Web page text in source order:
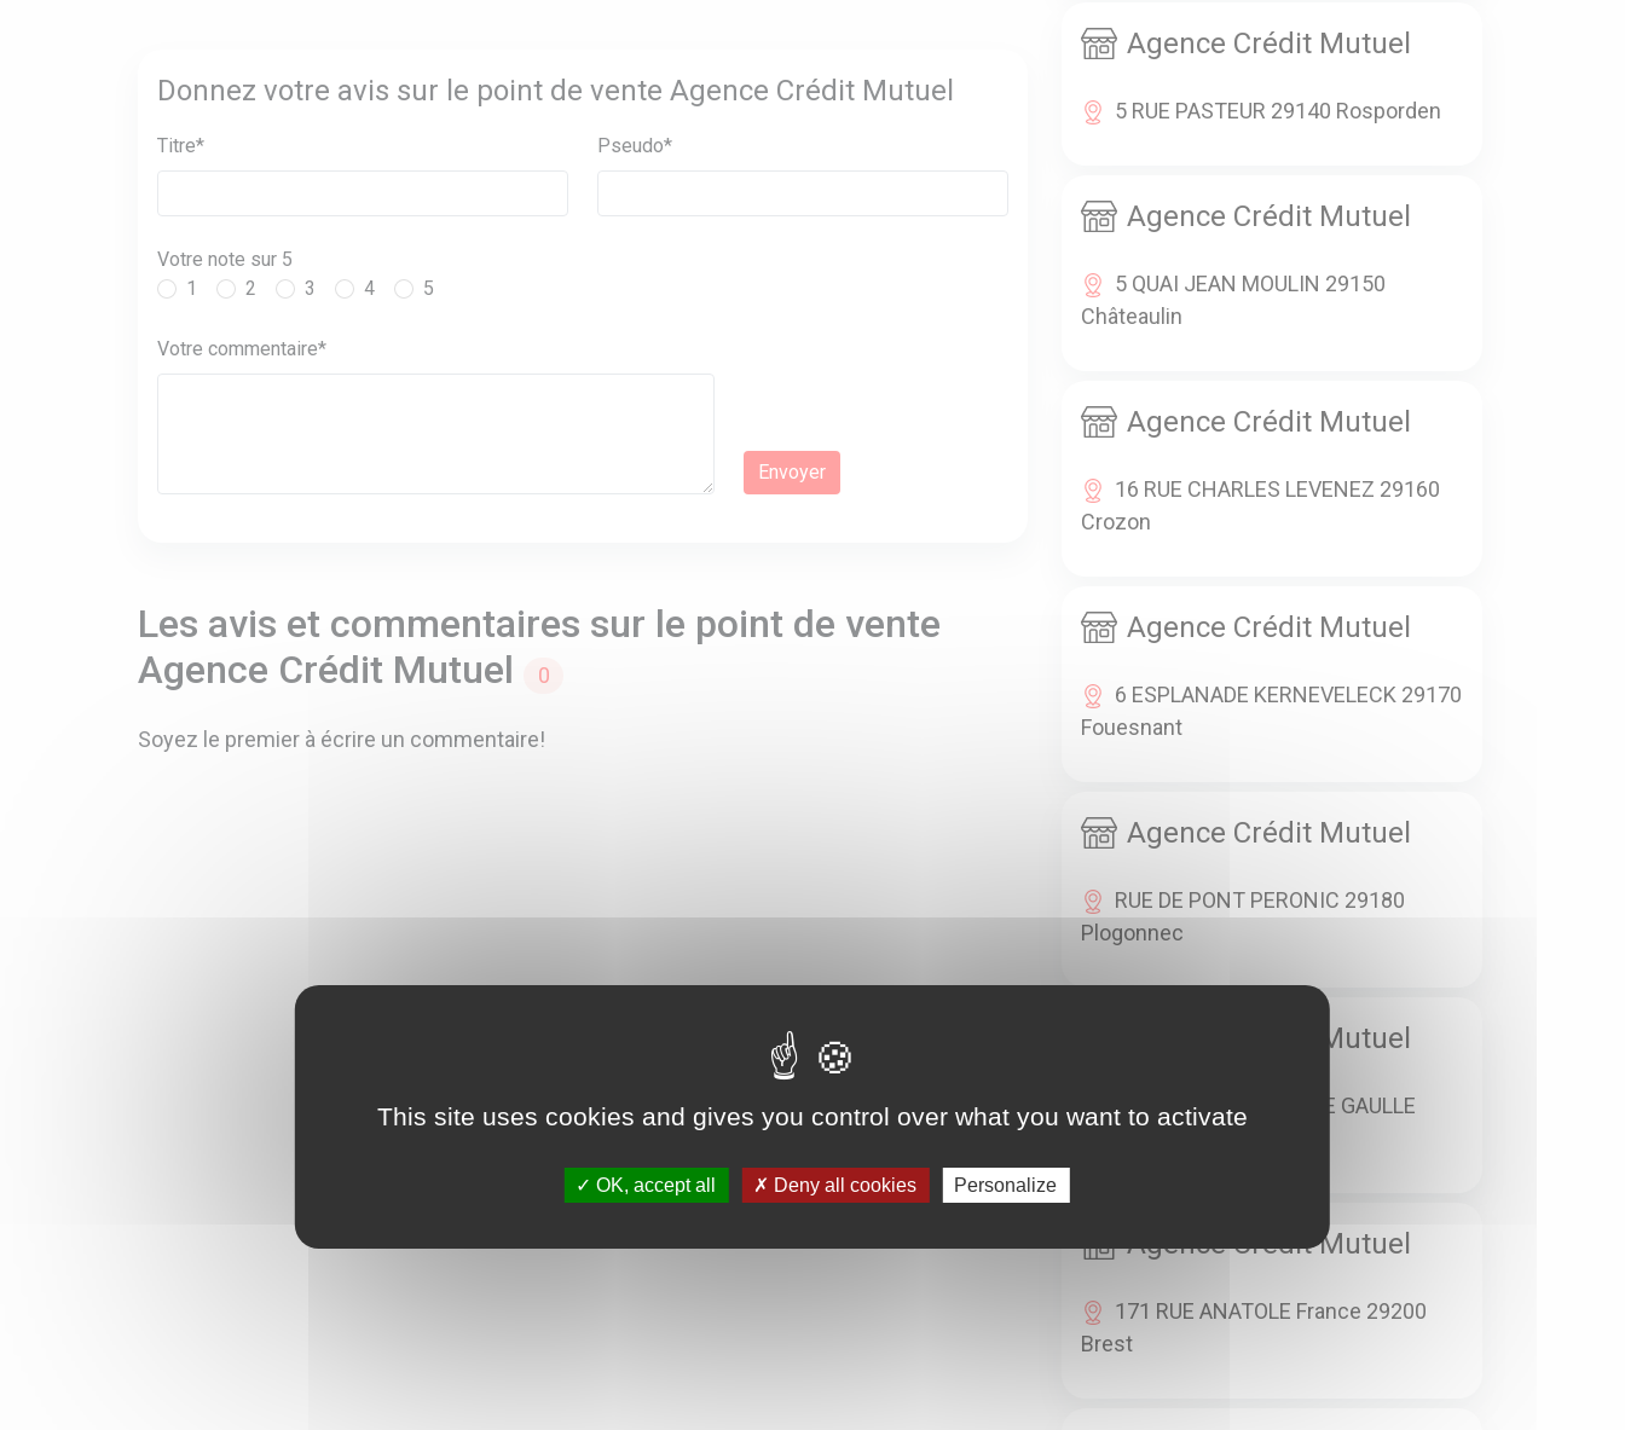
Donnez votre avis sur le point de vente Agence Crédit Mutuel
Titre* Pseudo*
Votre note sur 5
1
2 3 4 5
Votre commentaire*
Les avis et commentaires sur le point de vente
Agence Crédit Mutuel
0
Soyez le premier à écrire un commentaire!
Agence Crédit Mutuel
5 RUE PASTEUR 29140 Rosporden
Agence Crédit Mutuel
5 QUAI JEAN MOULIN 29150
Châteaulin
Agence Crédit Mutuel
16 RUE CHARLES LEVENEZ 29160
Crozon
Agence Crédit Mutuel
6 ESPLANADE KERNEVELECK 29170
Fouesnant
Agence Crédit Mutuel
RUE DE PONT PERONIC 29180
Plogonnec
Agence Crédit Mutuel
33 PLACE CHARLES DE GAULLE
Agence Crédit Mutuel
171 RUE ANATOLE France 29200
Brest
This site uses cookies and gives you control over what you want to activate
OK, accept all Deny all cookies Personalize